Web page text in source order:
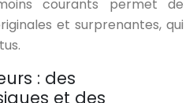
courants permet de
et surprenantes, qui
: des
et des